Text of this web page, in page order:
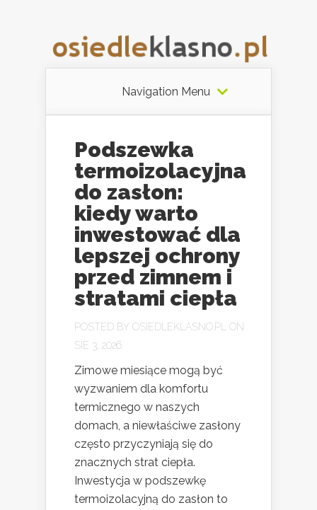
Navigation Menu
Podszewka
termoizolacyjna
do zasłon:
kiedy warto
inwestować dla
lepszej ochrony
przed zimnem i
stratami ciepła
POSTED BY OSIEDLEKLASNO.PL ON
SIE 3, 2026
Zimowe miesiące mogą być
wyzwaniem dla komfortu
termicznego w naszych
domach, a niewłaściwe zasłony
często przyczyniają się do
znacznych strat ciepła.
Inwestycja w podszewkę
termoizolacyjną do zasłon to